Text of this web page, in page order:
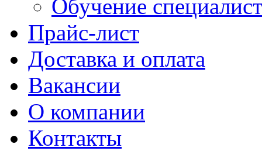
Обучение
Прайс-лист
Доставка и оплата
Вакансии
О компании
Контакты